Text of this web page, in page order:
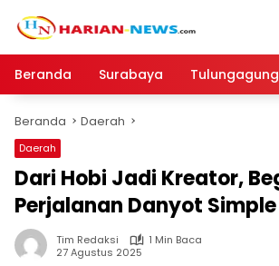
Beranda
Surabaya Tulungagung
Beranda Daerah
Daerah
Dari Hobi Jadi Kreator,
Perjalanan Danyot Simple
Tim Redaksi
1 Min Baca
27 Agustus 2025